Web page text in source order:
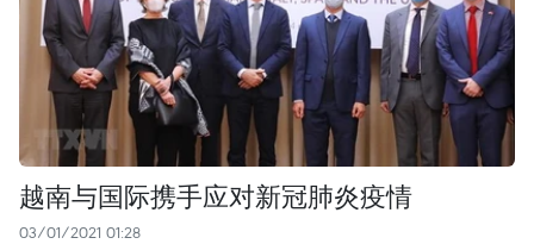
越南与国际携手应对新冠肺炎疫情
03/01/2021 01:28